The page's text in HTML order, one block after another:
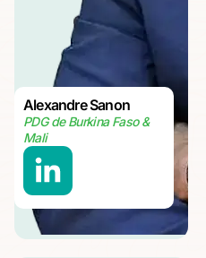
Alexandre Sanon
PDG de Burkina Faso &
Mali